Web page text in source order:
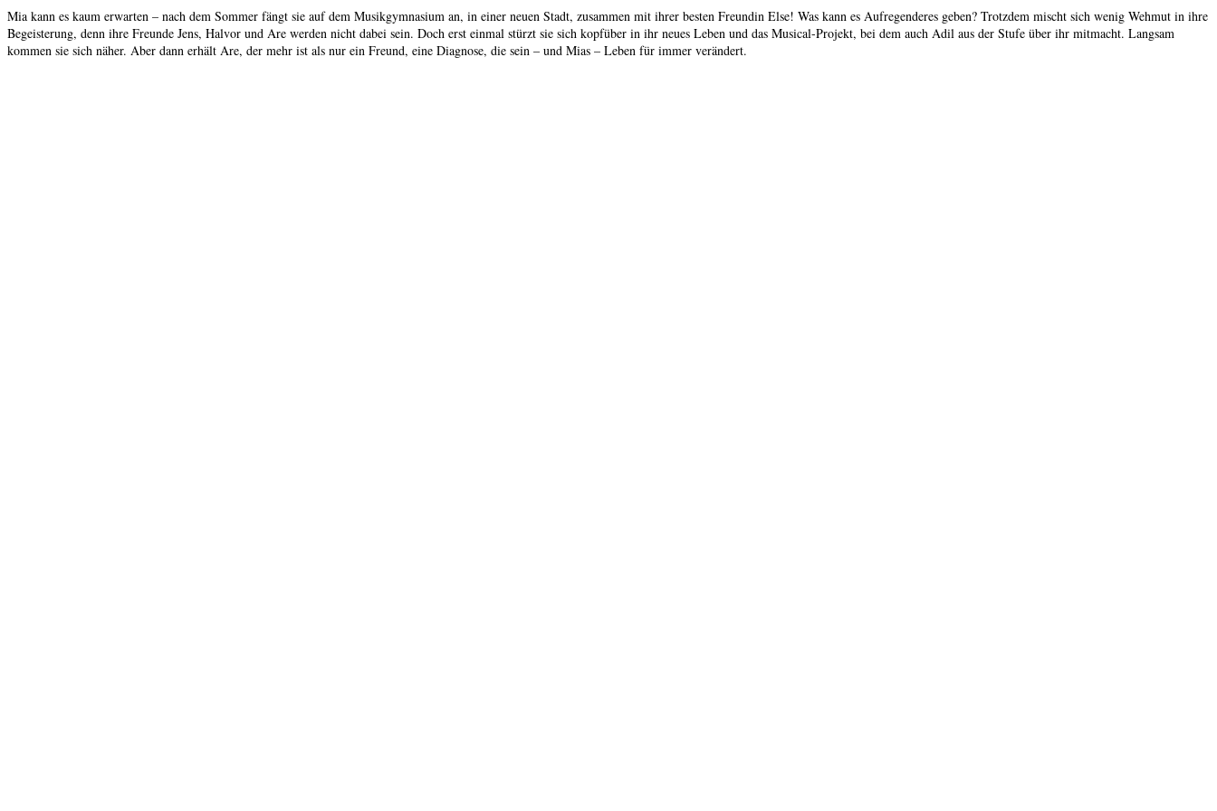
Mia kann es kaum erwarten – nach dem Sommer fängt sie auf dem Musikgymnasium an, in einer neuen Stadt, zusammen mit ihrer besten Freundin Else! Was kann es Aufregenderes geben? Trotzdem mischt sich wenig Wehmut in ihre
Begeisterung, denn ihre Freunde Jens, Halvor und Are werden nicht dabei sein. Doch erst einmal stürzt sie sich kopfüber in ihr neues Leben und das Musical-Projekt, bei dem auch Adil aus der Stufe über ihr mitmacht. Langsam
kommen sie sich näher. Aber dann erhält Are, der mehr ist als nur ein Freund, eine Diagnose, die sein – und Mias – Leben für immer verändert.